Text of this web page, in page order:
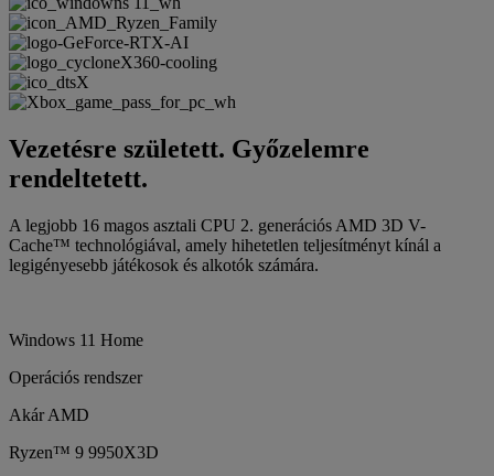
Vezetésre született. Győzelemre
rendeltetett.
A legjobb 16 magos asztali CPU 2. generációs AMD 3D V-
Cache™ technológiával, amely hihetetlen teljesítményt kínál a
legigényesebb játékosok és alkotók számára.
Windows 11 Home
Operációs rendszer
Akár AMD
Ryzen™ 9 9950X3D